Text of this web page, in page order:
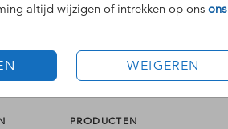
altijd wijzigen of intrekken op ons ons
WEIGEREN
PRODUCTEN